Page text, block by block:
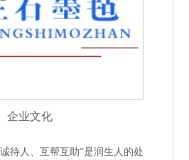
企业文化
待人、互帮互助”是润生人的处